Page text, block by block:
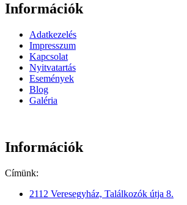
Információk
Adatkezelés
Impresszum
Kapcsolat
Nyitvatartás
Események
Blog
Galéria
Információk
Címünk:
2112 Veresegyház, Találkozók útja 8.